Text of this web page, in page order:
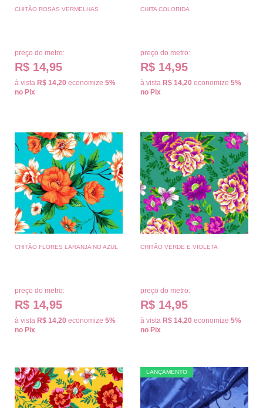
CHITÃO ROSAS VERMELHAS
preço do metro:
R$ 14,95
à vista R$ 14,20 economize 5%
no Pix
CHITA COLORIDA
preço do metro:
R$ 14,95
à vista R$ 14,20 economize 5%
no Pix
CHITÃO FLORES LARANJA NO AZUL
preço do metro:
R$ 14,95
à vista R$ 14,20 economize 5%
no Pix
CHITÃO VERDE E VIOLETA
preço do metro:
R$ 14,95
à vista R$ 14,20 economize 5%
no Pix
LANÇAMENTO